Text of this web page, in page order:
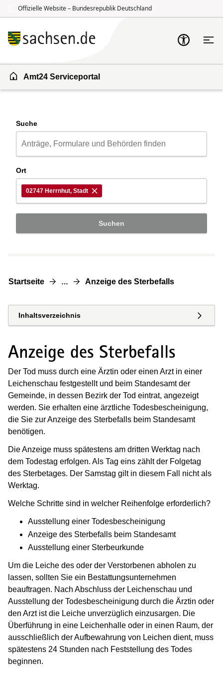
Offizielle Website – Bundesrepublik Deutschland
Amt24 Serviceportal
Suche
Ort
02747 Herrnhut, Stadt
Suchen
Startseite … Anzeige des Sterbefalls
Inhaltsverzeichnis
Anzeige des Sterbefalls
Der Tod muss durch eine Ärztin oder einen Arzt in einer
Leichenschau festgestellt und beim Standesamt der
Gemeinde, in dessen Bezirk der Tod eintrat, angezeigt
werden. Sie erhalten eine ärztliche Todesbescheinigung,
die Sie zur Anzeige des Sterbefalls beim Standesamt
benötigen.
Die Anzeige muss spätestens am dritten Werktag nach
dem Todestag erfolgen. Als Tag eins zählt der Folgetag
des Sterbetages. Der Samstag gilt in diesem Fall nicht als
Werktag.
Welche Schritte sind in welcher Reihenfolge erforderlich?
Ausstellung einer Todesbescheinigung
Anzeige des Sterbefalls beim Standesamt
Ausstellung einer Sterbeurkunde
Um die Leiche des oder der Verstorbenen abholen zu
lassen, sollten Sie ein Bestattungsunternehmen
beauftragen. Nach Abschluss der Leichenschau und
Ausstellung der Todesbescheinigung durch die Ärztin oder
den Arzt ist die Leiche unverzüglich einzusargen. Die
Überführung in eine Leichenhalle oder in einen Raum, der
ausschließlich der Aufbewahrung von Leichen dient, muss
spätestens 24 Stunden nach Feststellung des Todes
beginnen.